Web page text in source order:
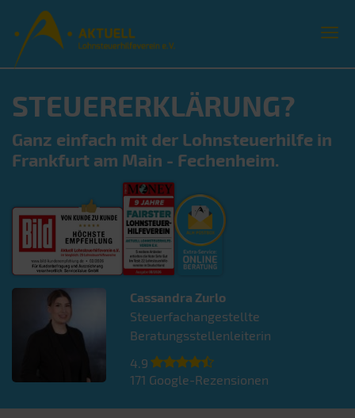
STEUERERKLÄRUNG?
Ganz einfach mit der Lohnsteuerhilfe in
Frankfurt am Main - Fechenheim.
Cassandra Zurlo
Steuerfachangestellte
Beratungsstellenleiterin
4.9
171 Google-Rezensionen